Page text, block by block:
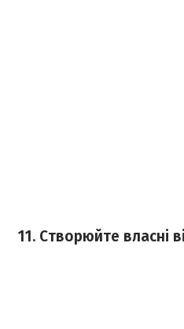
11. Створюйте власні